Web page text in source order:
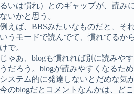
るいは慣れ）とのギャップが、読み
ないかと思う。
例えば、BBSみたいなものだと、そ
いうモードで読んでて、慣れてるか
けで。
じゃあ、blogも慣れれば別に読みや
うだろう。blogが読みやすくなるた
システム的に発達しないとだめな気
今のblogだとコメントなんかは、ど